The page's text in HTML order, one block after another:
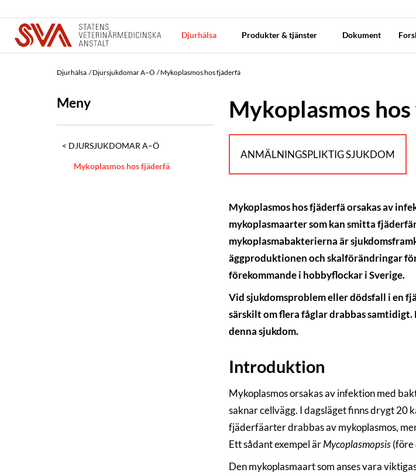
Djurhälsa Produkter & tjänster Dokument
Djurhälsa Djursjukdomar A–Ö Mykoplasmos hos fjäderfä
Meny
DJURSJUKDOMAR A–Ö
Mykoplasmos hos fjäderfä
Mykoplasmos
ANMÄLNINGSPLIKTIG SJUKDOM
Mykoplasmos hos fjäderfä orsakas av
mykoplasmaarter som kan smitta
mykoplasmabakterierna är
äggproduktionen och skalförändringar
förekommande i hobbyflockar i Sverige.
Vid sjukdomsproblem eller dödsfall i en
särskilt om flera fåglar drabbas
denna sjukdom.
Introduktion
Mykoplasmos orsakas av infektion med
saknar cellvägg. I dagsläget finns drygt 20
fjäderfäarter drabbas av mykoplasmos,
Ett sådant exempel ärMycoplasmopsis(före
Den mykoplasmaart som anses vara